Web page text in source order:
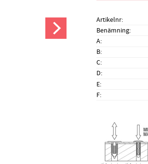
Artikelnr
Benämning
A
B
C
D
E
F